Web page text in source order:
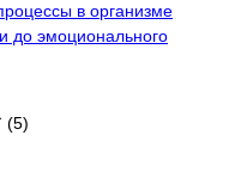
в организме
до эмоционального
(5)